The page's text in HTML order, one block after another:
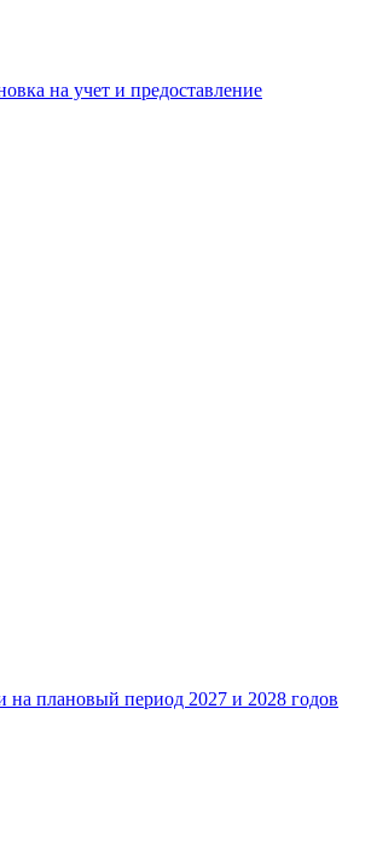
на учет и предоставление
на плановый период 2027 и 2028 годов